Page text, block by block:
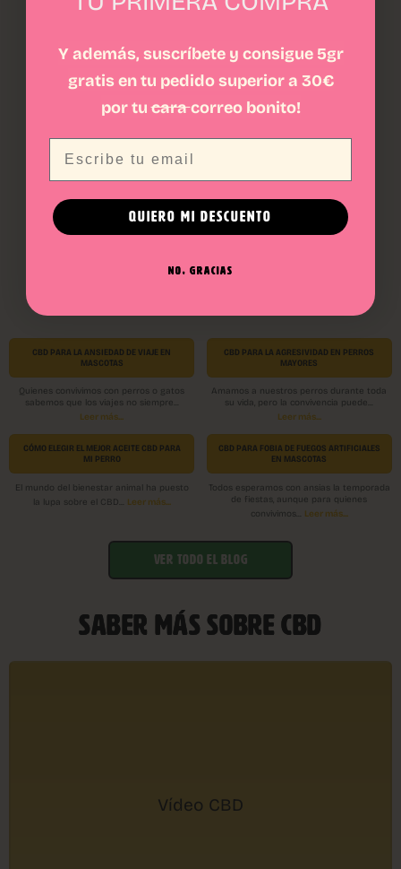
CBD MASCOTAS FLORES CBD
CBD PARA LA ANSIEDAD DE VIAJE EN
MASCOTAS
Quienes convivimos con perros o gatos
sabemos que los viajes no siempre...
Leer más...
CBD PARA LA AGRESIVIDAD EN PERROS
MAYORES
Amamos a nuestros perros durante toda
su vida, pero la convivencia puede...
Leer más...
CÓMO ELEGIR EL MEJOR ACEITE CBD PARA
MI PERRO
El mundo del bienestar animal ha puesto
la lupa sobre el CBD...
Leer más...
CBD PARA FOBIA DE FUEGOS ARTIFICIALES
EN MASCOTAS
Todos esperamos con ansias la temporada
de fiestas, aunque para quienes
convivimos... Leer más...
VER TODO EL BLOG
SABER MÁS SOBRE CBD
Vídeo CBD
Y además, suscríbete y consigue 5gr
gratis en tu pedido superior a 30€
por tucaracorreo bonito!
QUIERO MI DESCUENTO
NO, GRACIAS